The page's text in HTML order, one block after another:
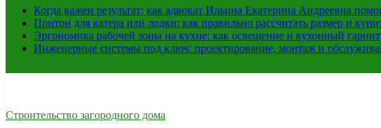
Когда важен результат: как адвокат Ильина Екатерина Андреевна
Понтон для катера или лодки: как правильно рассчитать размер и
Эргономика рабочей зоны на кухне: как освещение и кухонный
Инженерные системы под ключ: проектирование, монтаж и
Строительство загородного дома